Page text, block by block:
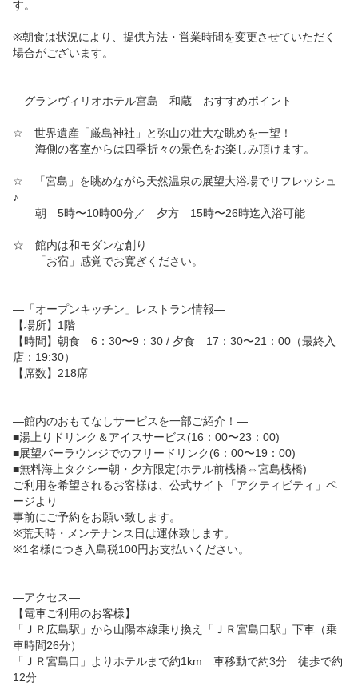
す。
※朝食は状況により、提供方法・営業時間を変更させていただく
場合がございます。
—グランヴィリオホテル宮島　和蔵　おすすめポイント—
☆　世界遺産「厳島神社」と弥山の壮大な眺めを一望！
海側の客室からは四季折々の景色をお楽しみ頂けます。
☆　「宮島」を眺めながら天然温泉の展望大浴場でリフレッシュ
♪
朝　5時〜10時00分／　夕方　15時〜26時迄入浴可能
☆　館内は和モダンな創り
「お宿」感覚でお寛ぎください。
—「オープンキッチン」レストラン情報—
【場所】1階
【時間】朝食　6：30〜9：30 / 夕食　17：30〜21：00（最終入
店：19:30）
【席数】218席
—館内のおもてなしサービスを一部ご紹介！—
■湯上りドリンク＆アイスサービス(16：00〜23：00)
■展望バーラウンジでのフリードリンク(6：00〜19：00)
■無料海上タクシー朝・夕方限定(ホテル前桟橋⇔宮島桟橋)
ご利用を希望されるお客様は、公式サイト「アクティビティ」ペ
ージより
事前にご予約をお願い致します。
※荒天時・メンテナンス日は運休致します。
※1名様につき入島税100円お支払いください。
—アクセス—
【電車ご利用のお客様】
「ＪＲ広島駅」から山陽本線乗り換え「ＪＲ宮島口駅」下車（乗
車時間26分）
「ＪＲ宮島口」よりホテルまで約1km　車移動で約3分　徒歩で約
12分